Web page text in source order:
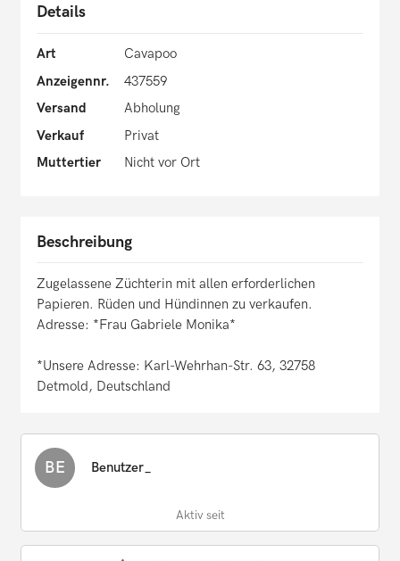
Details
Art
Cavapoo
Anzeigennr.
437559
Versand
Abholung
Verkauf
Privat
Muttertier
Nicht vor Ort
Beschreibung
Zugelassene Züchterin mit allen erforderlichen
Papieren. Rüden und Hündinnen zu verkaufen.
Adresse: *Frau Gabriele Monika*
*Unsere Adresse: Karl-Wehrhan-Str. 63, 32758
Detmold, Deutschland
BE Benutzer_
Aktiv seit